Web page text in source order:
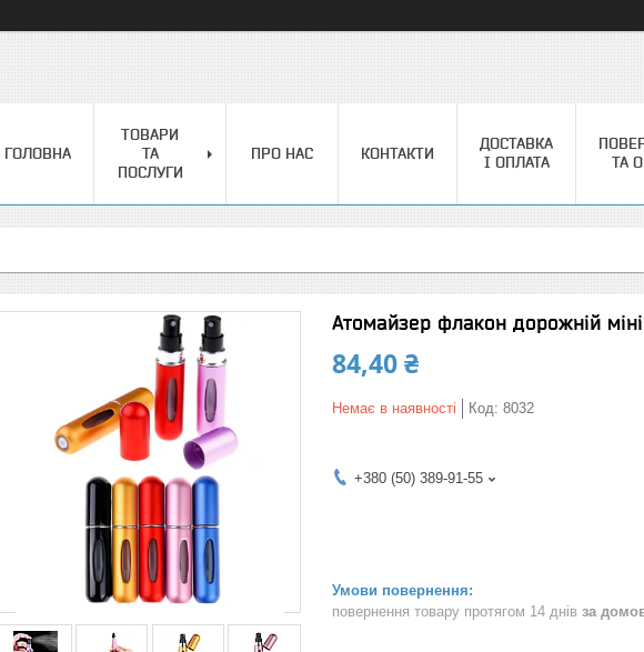
ГОЛОВНА
ТОВАРИ
ТА
ПОСЛУГИ
ПРО НАС КОНТАКТИ
ДОСТАВКА
І ОПЛАТА
ТА
Атомайзер флакон дорожній
84,40 ₴
Немає в наявності Код: 8032
+380 (50) 389-91-55
повернення товару протягом 14 днів за